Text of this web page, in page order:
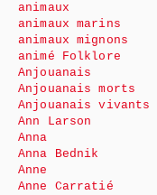
animaux
animaux marins
animaux mignons
animé Folklore
Anjouanais
Anjouanais morts
Anjouanais vivants
Ann Larson
Anna
Anna Bednik
Anne
Anne Carratié